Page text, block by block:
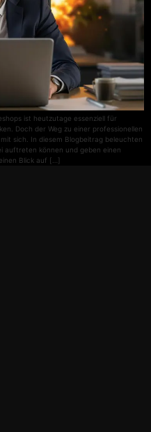
ist heutzutage essenziell für
Doch der Weg zu einer professionellen
sich. In diesem Blogbeitrag beleuchten
auftreten können und geben einen
Blick auf […]